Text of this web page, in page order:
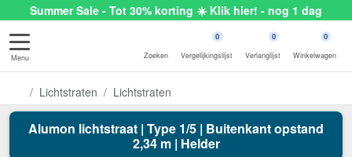
Summer Sale - Tot 30% korting ☀️ Klik hier! - nog 1 dag
Menu Zoeken
0
Vergelijkingslijst
0
Verlanglijst
0
Winkelwagen
Lichtstraten Lichtstraten
Alumon lichtstraat | Type 1/5 | Buitenkant opstand
2,34 m | Helder